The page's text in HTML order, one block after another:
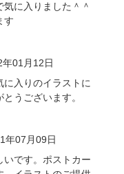
に入りました＾＾
す
年01月12日
に入りのイラストに
うございます。
年07月09日
いです。ポストカー